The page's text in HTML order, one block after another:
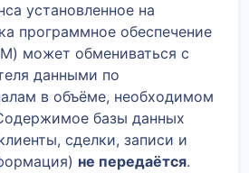
установленное на
программное обеспечение
может обмениваться с
данными по
в объёме, необходимом
базы данных
сделки, записи и
не передаётся.